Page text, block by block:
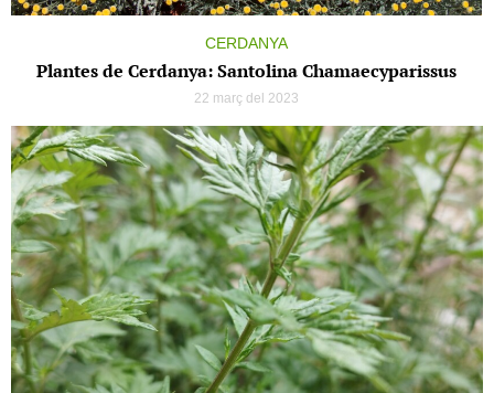
CERDANYA
Plantes de Cerdanya: Santolina Chamaecyparissus
22 març del 2023